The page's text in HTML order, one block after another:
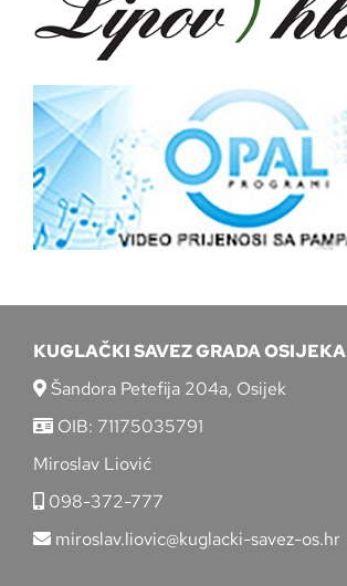
KUGLAČKI SAVEZ GRADA OSIJEKA
Šandora Petefija 204a, Osijek
OIB: 71175035791
Miroslav Liović
098-372-777
miroslav.liovic@kuglacki-savez-os.hr